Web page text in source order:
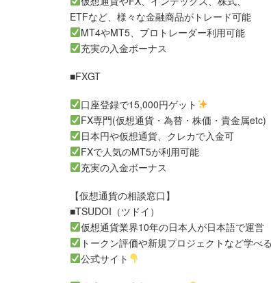
ETFなど、様々な金融商品がトレード可能
MT4やMT5、プロトレーダー利用可能
充実の入金ボーナス
■FXGT
口座登録で15,000円ゲット
FX専門(仮想通貨・為替・株価・貴金属etc)
日本円や仮想通貨、クレカで入金可
FXで人気のMT5が利用可能
充実の入金ボーナス
【仮想通貨の相談窓口】
■TSUDOI（ツドイ）
仮想通貨業界10年の日本人が日本語で運営
トークン評価や新規プロジェクトなど学べる
公式サイト